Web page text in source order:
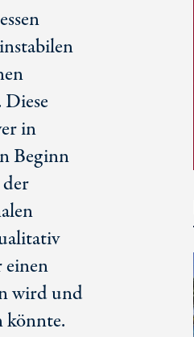
in
Beginn
wird und
könnte.